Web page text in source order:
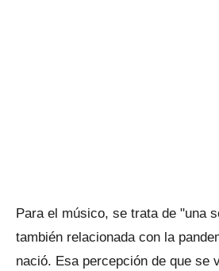
Para el músico, se trata de "una
también relacionada con la
nació. Esa percepción de que se